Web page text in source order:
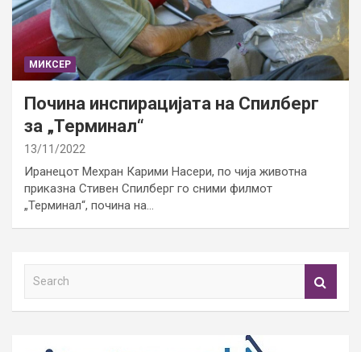
МИКСЕР
Почина инспирацијата на Спилберг
за „Терминал“
13/11/2022
Иранецот Мехран Карими Насери, по чија животна
приказна Стивен Спилберг го сними филмот
„Терминал“, почина на…